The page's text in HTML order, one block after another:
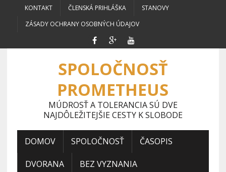
KONTAKT ČLENSKÁ PRIHLÁŠKA
STANOVY
ZÁSADY OCHRANY OSOBNÝCH ÚDAJOV
SPOLOČNOSŤ
PROMETHEUS
MÚDROSŤ A TOLERANCIA SÚ DVE
NAJDÔLEŽITEJŠIE CESTY K SLOBODE
DOMOV SPOLOČNOSŤ ČASOPIS
DVORANA BEZ VYZNANIA